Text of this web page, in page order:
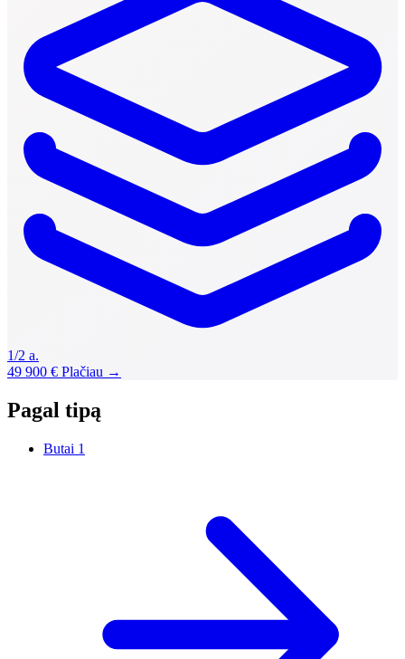
1/2 a.
49 900 € Plačiau →
Pagal tipą
Butai 1